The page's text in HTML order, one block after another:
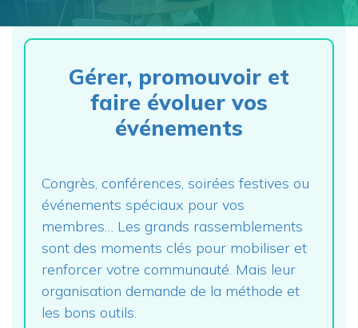
Gérer, promouvoir et
faire évoluer vos
événements
Congrès, conférences, soirées festives ou
événements spéciaux pour vos
membres… Les grands rassemblements
sont des moments clés pour mobiliser et
renforcer votre communauté. Mais leur
organisation demande de la méthode et
les bons outils.